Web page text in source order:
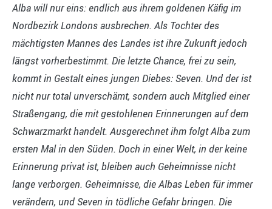
Alba will nur eins: endlich aus ihrem goldenen Käfig im
Nordbezirk Londons ausbrechen. Als Tochter des
mächtigsten Mannes des Landes ist ihre Zukunft jedoch
längst vorherbestimmt. Die letzte Chance, frei zu sein,
kommt in Gestalt eines jungen Diebes: Seven. Und der ist
nicht nur total unverschämt, sondern auch Mitglied einer
Straßengang, die mit gestohlenen Erinnerungen auf dem
Schwarzmarkt handelt. Ausgerechnet ihm folgt Alba zum
ersten Mal in den Süden. Doch in einer Welt, in der keine
Erinnerung privat ist, bleiben auch Geheimnisse nicht
lange verborgen. Geheimnisse, die Albas Leben für immer
verändern, und Seven in tödliche Gefahr bringen. Die